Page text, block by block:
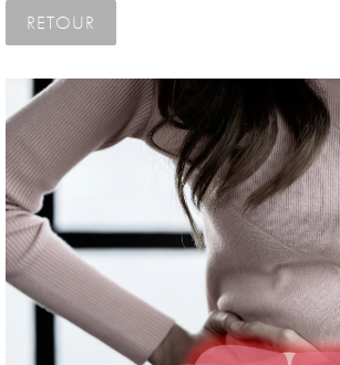
RETOUR